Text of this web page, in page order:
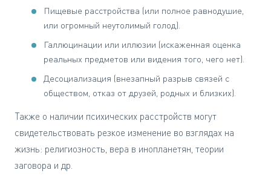
Пищевые расстройства (или полное равнодушие,
или огромный неутолимый голод).
Галлюцинации или иллюзии (искаженная оценка
реальных предметов или видения того, чего нет).
Десоциализация (внезапный разрыв связей с
обществом, отказ от друзей, родных и близких).
Также о наличии психических расстройств могут
свидетельствовать резкое изменение во взглядах на
жизнь: религиозность, вера в инопланетян, теории
заговора и др.